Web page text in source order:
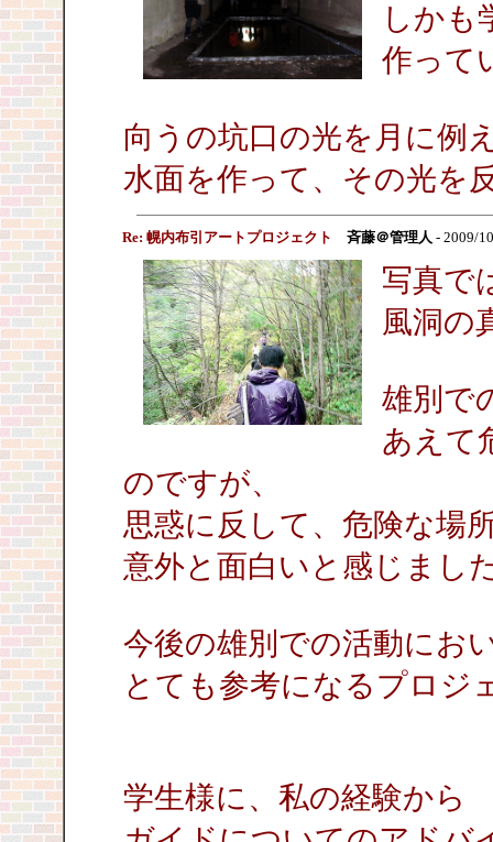
しかも
作って
向うの坑口の光を月に例
水面を作って、その光を
Re: 幌内布引アートプロジェクト 斉藤＠管理人 - 2009/
写真で
風洞の
雄別で
あえて
のですが、
思惑に反して、危険な場
意外と面白いと感じまし
今後の雄別での活動にお
とても参考になるプロジ
学生様に、私の経験から